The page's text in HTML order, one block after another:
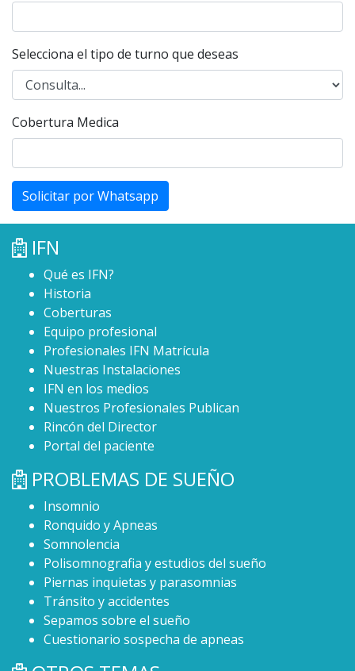
Selecciona el tipo de turno que deseas
Cobertura Medica
Solicitar por Whatsapp
IFN
Qué es IFN?
Historia
Coberturas
Equipo profesional
Profesionales IFN Matrícula
Nuestras Instalaciones
IFN en los medios
Nuestros Profesionales Publican
Rincón del Director
Portal del paciente
PROBLEMAS DE SUEÑO
Insomnio
Ronquido y Apneas
Somnolencia
Polisomnografia y estudios del sueño
Piernas inquietas y parasomnias
Tránsito y accidentes
Sepamos sobre el sueño
Cuestionario sospecha de apneas